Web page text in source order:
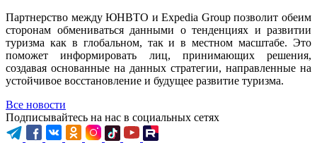
Партнерство между ЮНВТО и Expedia Group позволит обеим
сторонам обмениваться данными о тенденциях и развитии
туризма как в глобальном, так и в местном масштабе. Это
поможет информировать лиц, принимающих решения,
создавая основанные на данных стратегии, направленные на
устойчивое восстановление и будущее развитие туризма.
Все новости
Подписывайтесь на нас в социальных сетях